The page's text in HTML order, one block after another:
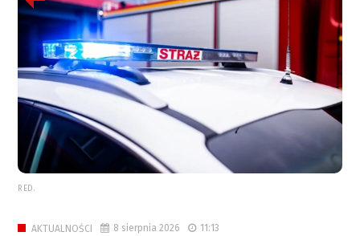
RED.
AKTUALNOŚCI 8 sierpnia 2026 11:13